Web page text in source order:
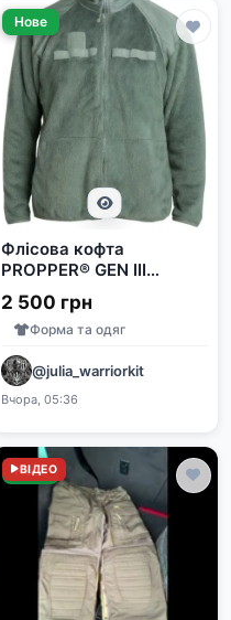
Нове
Флісова кофта
PROPPER® GEN III
POLARTEC® Fleece
Jacket Olive
2 500 грн
Форма та одяг
@julia_warriorkit
Вчора, 05:36
Нове
ВІДЕО